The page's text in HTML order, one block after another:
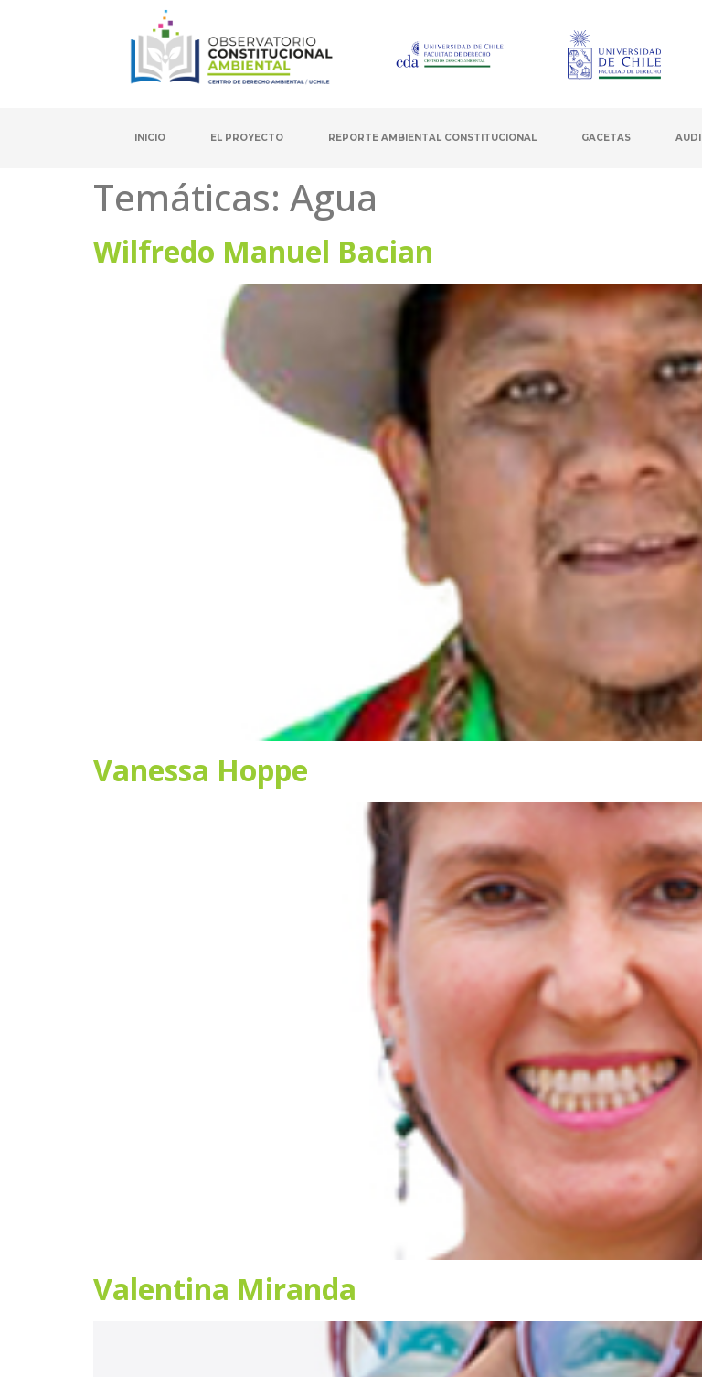
INICIO EL PROYECTO REPORTE AMBIENTAL CONSTITUCIONAL GACETAS
Temáticas: Agua
Wilfredo Manuel Bacian
Vanessa Hoppe
Valentina Miranda